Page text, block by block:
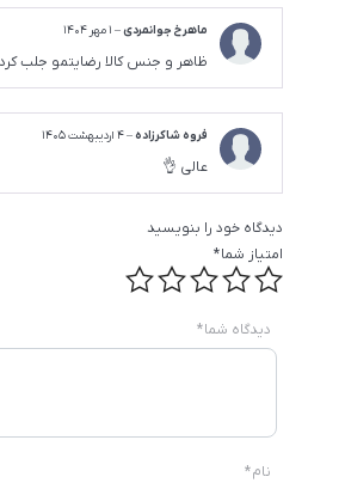
ماهرخ جوانمردی– 1 مهر 1404
ظاهر و جنس کالا رضایتمو جلب
فروه شاکرزاده–4 اردیبهشت 1405
عالی 👌
دیدگاه خود را بنویسید
امتیاز شما*
دیدگاه شما*
نام*